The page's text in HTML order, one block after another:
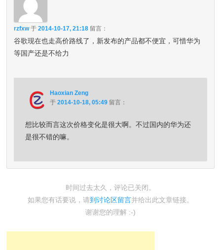
rzfxw于2014-10-17, 21:18 留言：
谷歌现在也走高价路线了，新发布的产品都不便宜，可惜华为
等国产还是不给力
Haoxian Zeng
于2014-10-18, 05:49 留言：
想比较而言这次价格变化是很大啊。不过国内的华为还
是很不错的嘛。
时间过去太久，评论已关闭。
如果您有话要说，请到讨论区留言并给出此文章链接。
谢谢您的理解 :-)